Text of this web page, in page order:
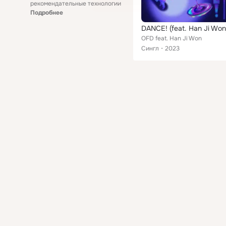
рекомендательные технологии
Подробнее
DANCE! (feat. Han Ji
OFD feat. Han Ji Won
Сингл
2023